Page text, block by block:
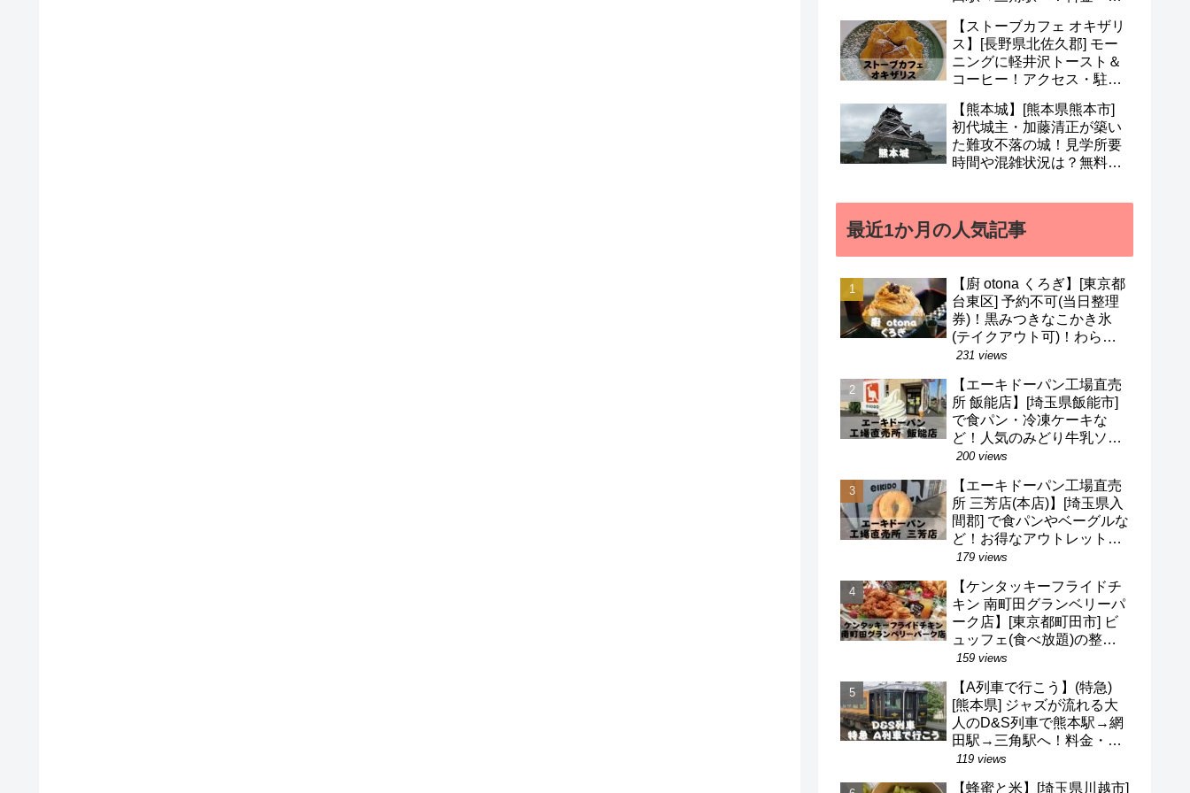
ーなど(^^)
【ストーブカフェ オキザリ
ス】[長野県北佐久郡] モー
ニングに軽井沢トースト＆
コーヒー！アクセス・駐車
ど(^^)
【熊本城】[熊本県熊本市]
初代城主・加藤清正が築い
た難攻不落の城！見学所要
時間や混雑状況は？無料ガ
最近1か月の人気記事
【廚 otona くろぎ】[東京都
台東区] 予約不可(当日整理
券)！黒みつきなこかき氷
(テイクアウト可)！わらび
餅などのメニューも(^^)/
231 views
【エーキドーパン工場直売
所 飯能店】[埼玉県飯能市]
で食パン・冷凍ケーキな
ど！人気のみどり牛乳ソフ
トクリームも！駐車場・営
200 views
【エーキドーパン工場直売
所 三芳店(本店)】[埼玉県入
間郡] で食パンやベーグルな
ど！お得なアウトレット品
も！駐車場・営業時間・定
179 views
【ケンタッキーフライドチ
キン 南町田グランベリーパ
ーク店】[東京都町田市] ビ
ュッフェ(食べ放題)の整理
券・混雑状況・待ち時間な
159 views
【A列車で行こう】(特急)
[熊本県] ジャズが流れる大
人のD&S列車で熊本駅→網
田駅→三角駅へ！料金・予
約・名前の由来・デザイナ
119 views
【蜂蜜と米】[埼玉県川越市]